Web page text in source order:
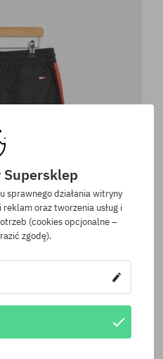
sprawnego działania witryny
oraz tworzenia usług i
(cookies opcjonalne –
zgodę).